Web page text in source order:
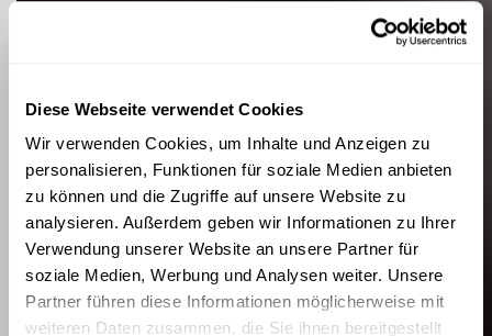
Diese Webseite verwendet Cookies
Wir verwenden Cookies, um Inhalte und Anzeigen zu
personalisieren, Funktionen für soziale Medien anbieten
zu können und die Zugriffe auf unsere Website zu
analysieren. Außerdem geben wir Informationen zu Ihrer
Verwendung unserer Website an unsere Partner für
soziale Medien, Werbung und Analysen weiter. Unsere
Partner führen diese Informationen möglicherweise mit
weiteren Daten zusammen, die Sie ihnen bereitgestellt